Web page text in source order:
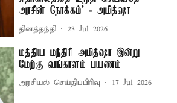
அரசின் நோக்கம்’ - அமித்ஷா
தினத்தந்தி 23 Jul 2026
மத்திய மந்திரி அமித்ஷா இன்று
மேற்கு வங்காளம் பயணம்
அரசியல் செய்திப்பிரிவு 17 Jul 2026